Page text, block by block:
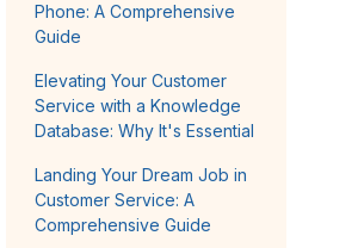
Phone: A Comprehensive
Guide
Elevating Your Customer
Service with a Knowledge
Database: Why It's Essential
Landing Your Dream Job in
Customer Service: A
Comprehensive Guide